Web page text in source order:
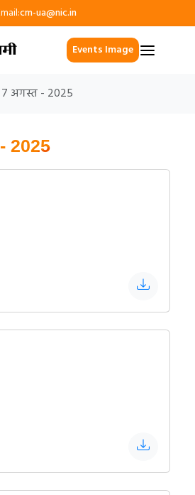
cm-ua@nic.in
Events Image
अगस्त - 2025
2025